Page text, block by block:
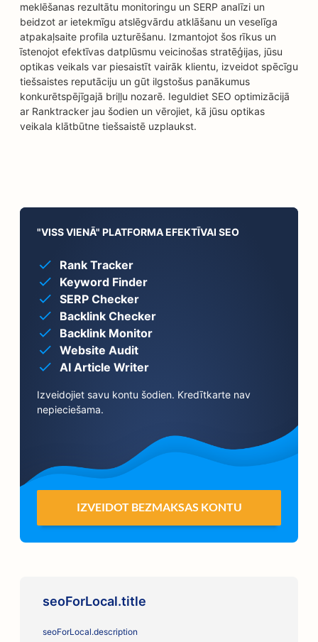
meklēšanas rezultātu monitoringu un SERP analīzi un
beidzot ar ietekmīgu atslēgvārdu atklāšanu un veselīga
atpakaļsaite profila uzturēšanu. Izmantojot šos rīkus un
īstenojot efektīvas datplūsmu veicinošas stratēģijas, jūsu
optikas veikals var piesaistīt vairāk klientu, izveidot spēcīgu
tiešsaistes reputāciju un gūt ilgstošus panākumus
konkurētspējīgajā briļļu nozarē. Ieguldiet SEO optimizācijā
ar Ranktracker jau šodien un vērojiet, kā jūsu optikas
veikala klātbūtne tiešsaistē uzplaukst.
"VISS VIENĀ" PLATFORMA EFEKTĪVAI SEO
Rank Tracker
Keyword Finder
SERP Checker
Backlink Checker
Backlink Monitor
Website Audit
AI Article Writer
Izveidojiet savu kontu šodien. Kredītkarte nav
nepieciešama.
IZVEIDOT BEZMAKSAS KONTU
seoForLocal.title
seoForLocal.description